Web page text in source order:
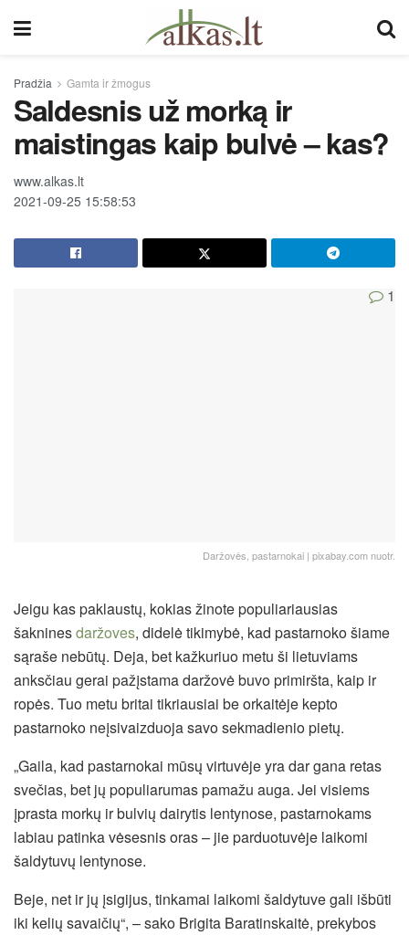
Pradžia Gamta ir žmogus
Saldesnis už morką ir
maistingas kaip bulvė – kas?
www.alkas.lt
2021-09-25 15:58:53
1
Daržovės, pastarnokai | pixabay.com nuotr.
Jeigu kas paklaustų, kokias žinote populiariausias
šakninesdaržoves, didelė tikimybė, kad pastarnoko šiame
sąraše nebūtų. Deja, bet kažkuriuo metu ši lietuviams
anksčiau gerai pažįstama daržovė buvo primiršta, kaip ir
ropės. Tuo metu britai tikriausiai be orkaitėje kepto
pastarnoko neįsivaizduoja savo sekmadienio pietų.
„Gaila, kad pastarnokai mūsų virtuvėje yra dar gana retas
svečias, bet jų populiarumas pamažu auga. Jei visiems
įprasta morkų ir bulvių dairytis lentynose, pastarnokams
labiau patinka vėsesnis oras – jie parduotuvėje laikomi
šaldytuvų lentynose.
Beje, net ir jų įsigijus, tinkamai laikomi šaldytuve gali išbūti
iki kelių savaičių“, – sako Brigita Baratinskaitė, prekybos